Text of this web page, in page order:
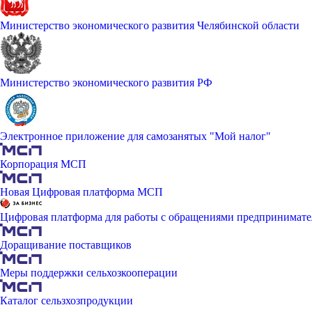
Министерство экономического развития Челябинской области
Министерство экономического развития РФ
Электронное приложение для самозанятых "Мой налог"
Корпорация МСП
Новая Цифровая платформа МСП
Цифровая платформа для работы с обращениями
Доращивание поставщиков
Меры поддержки сельхозкооперации
Каталог сельзхозпродукции